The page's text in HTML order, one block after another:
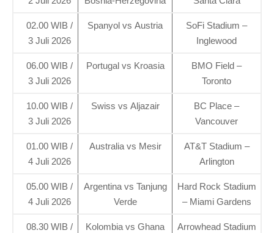
02.00 WIB /
3 Juli 2026
Spanyol vs Austria
SoFi Stadium –
Inglewood
06.00 WIB /
3 Juli 2026
Portugal vs Kroasia
BMO Field –
Toronto
10.00 WIB /
3 Juli 2026
Swiss vs Aljazair
BC Place –
Vancouver
01.00 WIB /
4 Juli 2026
Australia vs Mesir
AT&T Stadium –
Arlington
05.00 WIB /
4 Juli 2026
Argentina vs Tanjung
Verde
Hard Rock Stadium
– Miami Gardens
08.30 WIB /
Kolombia vs Ghana
Arrowhead Stadium